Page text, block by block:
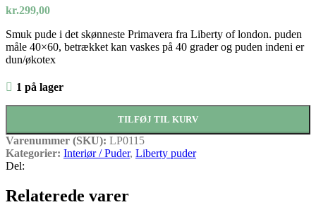
kr.299,00
Smuk pude i det skønneste Primavera fra Liberty of london. puden
måle 40×60, betrækket kan vaskes på 40 grader og puden indeni er
dun/økotex
1 på lager
TILFØJ TIL KURV
Varenummer (SKU): LP0115
Kategorier: Interiør / Puder, Liberty puder
Del:
Relaterede varer